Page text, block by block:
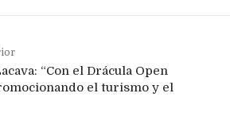
“Con el Drácula Open
el turismo y el